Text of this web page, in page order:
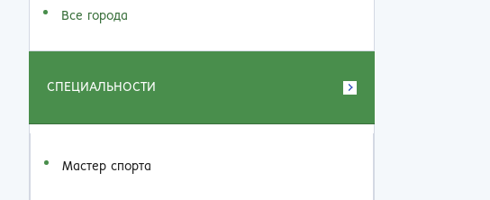
Все города
СПЕЦИАЛЬНОСТИ
Мастер спорта